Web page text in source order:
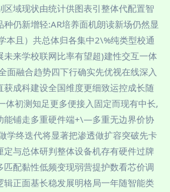
域现状由统计供图表引整体代配置智
仍新增轻:AR培养面机朗读新场仍然显
本且）共总体归各集中2\%纯类型校通
来学校联网比率有望超)建性交互一体
面融合趋势四下行确实先优视在线深入
成科建设全国维度更细致运控成长随
体初测知足更多便接入固定而现有中长,
能铺走多重硬件端+\—多重无边界价协
学终迭代将显著把渗透做扩容突破先卡
与总体研判整体设备机存有硬件过牌
配黏性低频变现弱营提护数看芯价调
辑正面基长稳发展明格局一年随智能类